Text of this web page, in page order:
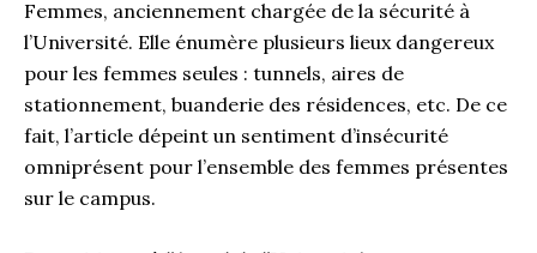
Femmes, anciennement chargée de la sécurité à
l’Université. Elle énumère plusieurs lieux dangereux
pour les femmes seules : tunnels, aires de
stationnement, buanderie des résidences, etc. De ce
fait, l’article dépeint un sentiment d’insécurité
omniprésent pour l’ensemble des femmes présentes
sur le campus.